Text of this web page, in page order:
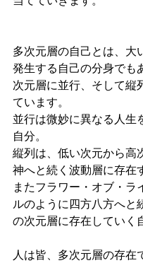
多次元層の自己とは、大
発生する自己の分身でも
次元層に並行、そして縦
ています。
並行は微妙に異なる人生
自分。
縦列は、低い次元から高
神へと続く波動層に存在
またフラワー・オブ・ラ
ルのように四方八方へと
の次元層に存在していく
人は皆、多次元層の存在